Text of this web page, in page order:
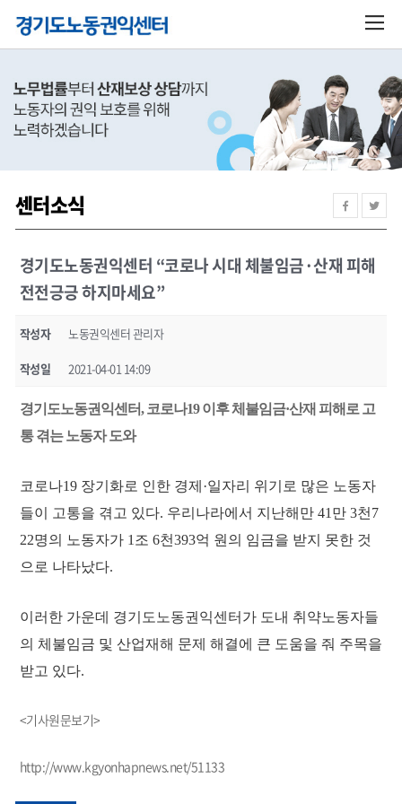
센터소식
경기도노동권익센터 “코로나 시대 체불임금·산재 피해
전전긍긍 하지마세요”
작성자 노동권익센터 관리자
작성일 2021-04-01 14:09
경기도노동권익센터, 코로나19 이후 체불임금·산재 피해로 고
통 겪는 노동자 도와
코로나19 장기화로 인한 경제·일자리 위기로 많은 노동자
들이 고통을 겪고 있다. 우리나라에서 지난해만 41만 3천7
22명의 노동자가 1조 6천393억 원의 임금을 받지 못한 것
으로 나타났다.
이러한 가운데 경기도노동권익센터가 도내 취약노동자들
의 체불임금 및 산업재해 문제 해결에 큰 도움을 줘 주목을
받고 있다.
<기사원문보기>
http://www.kgyonhapnews.net/51133